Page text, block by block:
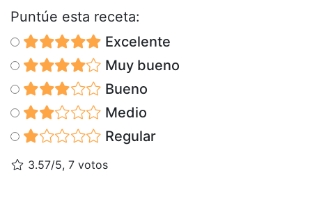
Puntúe esta receta:
Excelente
Muy bueno
Bueno
Medio
Regular
3.57/5, 7 votos